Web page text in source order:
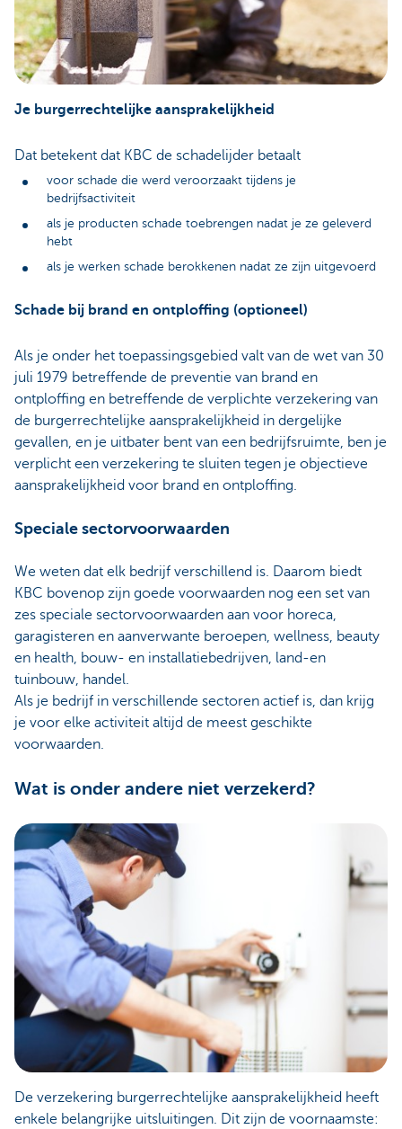
Je burgerrechtelijke aansprakelijkheid
Dat betekent dat KBC de schadelijder betaalt
voor schade die werd veroorzaakt tijdens je
bedrijfsactiviteit
als je producten schade toebrengen nadat je ze geleverd
hebt
als je werken schade berokkenen nadat ze zijn uitgevoerd
Schade bij brand en ontploffing (optioneel)
Als je onder het toepassingsgebied valt van de wet van 30
juli 1979 betreffende de preventie van brand en
ontploffing en betreffende de verplichte verzekering van
de burgerrechtelijke aansprakelijkheid in dergelijke
gevallen, en je uitbater bent van een bedrijfsruimte, ben je
verplicht een verzekering te sluiten tegen je objectieve
aansprakelijkheid voor brand en ontploffing.
Speciale sectorvoorwaarden
We weten dat elk bedrijf verschillend is. Daarom biedt
KBC bovenop zijn goede voorwaarden nog een set van
zes speciale sectorvoorwaarden aan voor horeca,
garagisteren en aanverwante beroepen, wellness, beauty
en health, bouw- en installatiebedrijven, land-en
tuinbouw, handel.
Als je bedrijf in verschillende sectoren actief is, dan krijg
je voor elke activiteit altijd de meest geschikte
voorwaarden.
Wat is onder andere niet verzekerd?
De verzekering burgerrechtelijke aansprakelijkheid heeft
enkele belangrijke uitsluitingen. Dit zijn de voornaamste: